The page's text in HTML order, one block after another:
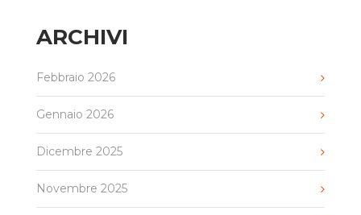
ARCHIVI
Febbraio 2026
Gennaio 2026
Dicembre 2025
Novembre 2025